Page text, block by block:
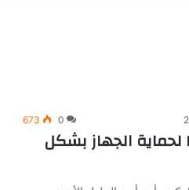
0
673
تحميل برنامج ESET لحماية الجهاز بشكل